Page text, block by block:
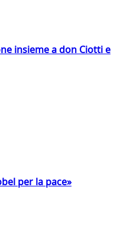
insieme a don Ciotti e
per la pace»